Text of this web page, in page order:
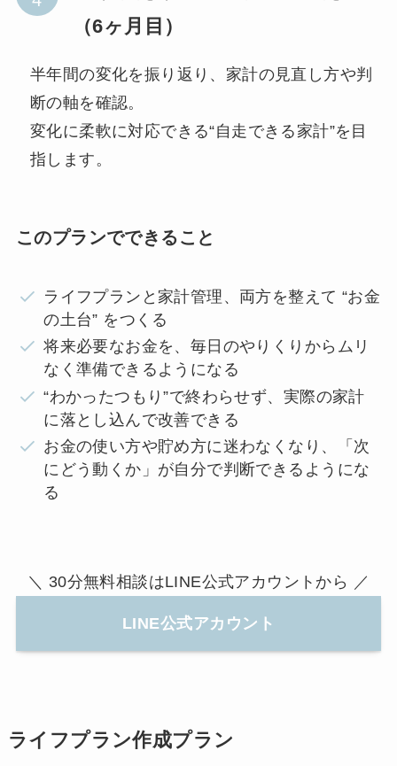
（6ヶ月目）
半年間の変化を振り返り、家計の見直し方や判
断の軸を確認。
変化に柔軟に対応できる“自走できる家計”を目
指します。
このプランでできること
ライフプランと家計管理、両方を整えて “お金
の土台” をつくる
将来必要なお金を、毎日のやりくりからムリ
なく準備できるようになる
“わかったつもり”で終わらせず、実際の家計
に落とし込んで改善できる
お金の使い方や貯め方に迷わなくなり、「次
にどう動くか」が自分で判断できるようにな
る
＼ 30分無料相談はLINE公式アカウントから ／
LINE公式アカウント
ライフプラン作成プラン